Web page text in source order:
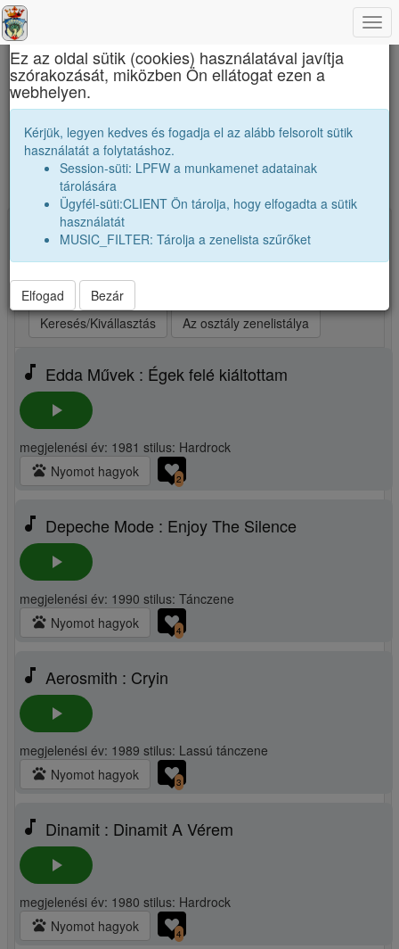
Református Kollégium
A mi osztályunk zenetoplistája. Ezeket
számokat szívesen hallgatjuk.
Új zene, vagy kedvenceim kiválasztása
Kiválasztva: 25 Indítsd a lejátszót! (max 25)
Legjobb szám elsőnek Legjobb szám utoljára
Véletlenszerüen
Keresés/Kivállasztás
Az osztály zenelistálya
music_note Edda Művek : Égek felé kiáltottam
play_arrow
megjelenési év: 1981 stilus: Hardrock
pets Nyomot hagyok 2
music_note Depeche Mode : Enjoy The Silence
play_arrow
megjelenési év: 1990 stilus: Tánczene
pets Nyomot hagyok 4
music_note Aerosmith : Cryin
play_arrow
megjelenési év: 1989 stilus: Lassú tánczene
pets Nyomot hagyok 3
music_note Dinamit : Dinamit A Vérem
play_arrow
megjelenési év: 1980 stilus: Hardrock
pets Nyomot hagyok 4
×
Ez az oldal sütik (cookies) használatával javítja
szórakozását, miközben Ön ellátogat ezen a
webhelyen.
Kérjük, legyen kedves és fogadja el az alább felsorolt sütik
használatát a folytatáshoz.
Session-süti: LPFW a munkamenet adatainak
tárolására
Ügyfél-süti:CLIENT Ön tárolja, hogy elfogadta a sütik
használatát
MUSIC_FILTER: Tárolja a zenelista szűrőket
Elfogad Bezár